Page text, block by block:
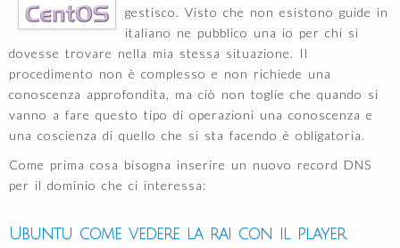
gestisco. Visto che non esistono guide in
italiano ne pubblico una io per chi si
dovesse trovare nella mia stessa situazione. Il
procedimento non è complesso e non richiede una
conoscenza approfondita, ma ciò non toglie che quando si
vanno a fare questo tipo di operazioni una conoscenza e
una coscienza di quello che si sta facendo è obligatoria.
Come prima cosa bisogna inserire un nuovo record DNS
per il dominio che ci interessa:
Ubuntu come vedere la rai con il player